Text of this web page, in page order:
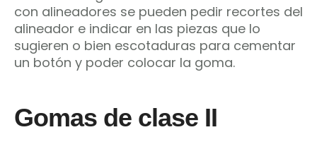
con alineadores se pueden pedir recortes del
alineador e indicar en las piezas que lo
sugieren o bien escotaduras para cementar
un botón y poder colocar la goma.
Gomas de clase II